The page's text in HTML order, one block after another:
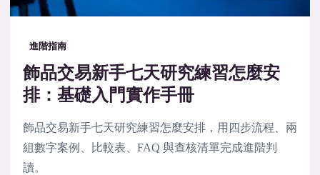
進階指南
飾品交易新手七天研究練習怎麼安
排：基礎入門實作手冊
飾品交易新手七天研究練習怎麼安排，用四步流程、兩
組數字案例、比較表、FAQ 與查核清單完成進階判
讀。